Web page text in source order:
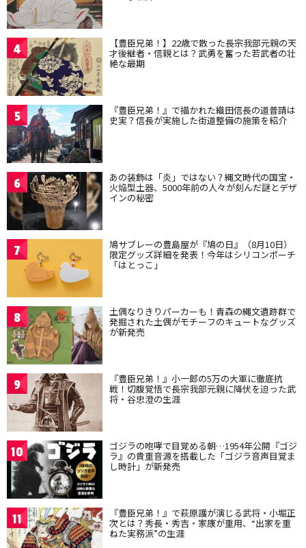
4 【豊臣兄弟！】22歳で散った長宗我部元親の天
才後継者・信親とは？武勇を奮った若武者の壮
絶な最期
5 『豊臣兄弟！』で描かれた織田信長の道普請は
史実？信長が実施した街道整備の施策を紹介
6 あの装飾は「炎」ではない？縄文時代の国宝・
火焔型土器、5000年前の人々が刻んだ謎とデザ
インの秘密
7 鳩サブレーの豊島屋が『鳩の日』（8月10日）
限定グッズ詳細を発表！今年はシリコンポーチ
「はとっこ」
8 土偶なりきりパーカーも！青森の縄文遺跡群で
発掘された土偶がモチーフのキュートなグッズ
が新発売
9 『豊臣兄弟！』小一郎の5万の大軍に徹底抗
戦！切腹覚悟で長宗我部元親に降伏を迫った武
将・谷忠澄の生涯
10 ゴジラの咆哮で目覚める朝…1954年公開『ゴジ
ラ』の貴重音源を搭載した「ゴジラ音声目覚ま
し時計」が新発売
11 『豊臣兄弟！』で萩原護が演じる武将・小堀正
次とは？秀長・秀吉・家康が重用、“出家を重
ねた実務派”の生涯